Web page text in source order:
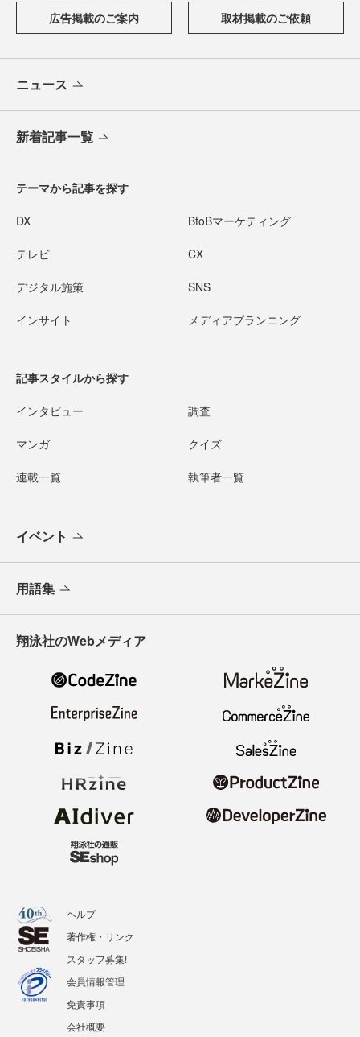
広告掲載のご案内 取材掲載のご依頼
ニュース
新着記事一覧
テーマから記事を探す
DX BtoBマーケティング
テレビ CX
デジタル施策 SNS
インサイト メディアプランニング
記事スタイルから探す
インタビュー 調査
マンガ クイズ
連載一覧 執筆者一覧
イベント
用語集
翔泳社のWebメディア
ヘルプ
著作権・リンク
スタッフ募集!
会員情報管理
免責事項
会社概要